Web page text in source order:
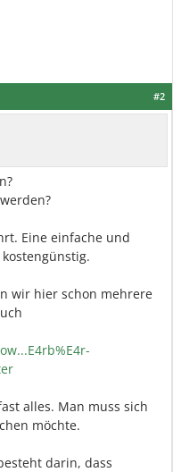
#2
Eine einfache und
wir hier schon mehrere
alles. Man muss sich
möchte.
darin, dass